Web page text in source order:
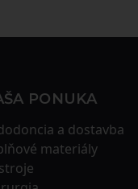
PONUKA
a dostavba
materiály